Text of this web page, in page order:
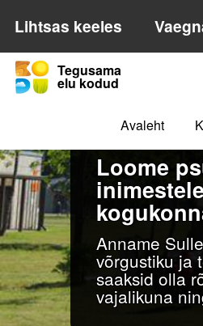
Lihtsas keeles
Tegusama
elu kodud
Avaleht
Loome
Anname
võrgustiku ja
saaksid olla
vajalikuna